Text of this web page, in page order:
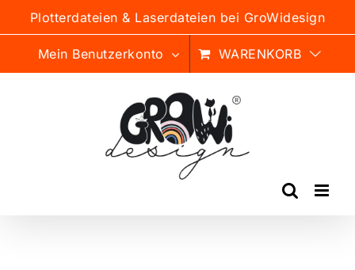
Inhalt
Plotterdateien & Laserdateien bei GroWidesign
Mein Benutzerkonto WARENKORB